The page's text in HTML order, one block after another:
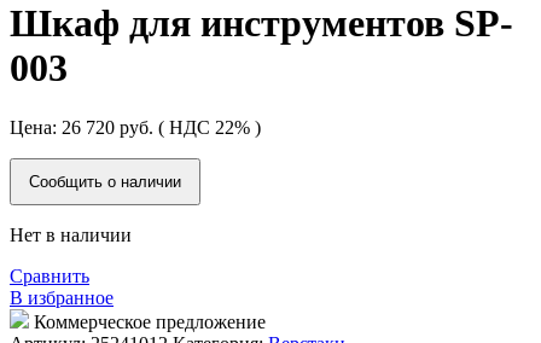
Шкаф для инструментов SP-
003
Цена: 26 720 руб. ( НДС 22% )
Сообщить о наличии
Нет в наличии
Сравнить
В избранное
Коммерческое предложение